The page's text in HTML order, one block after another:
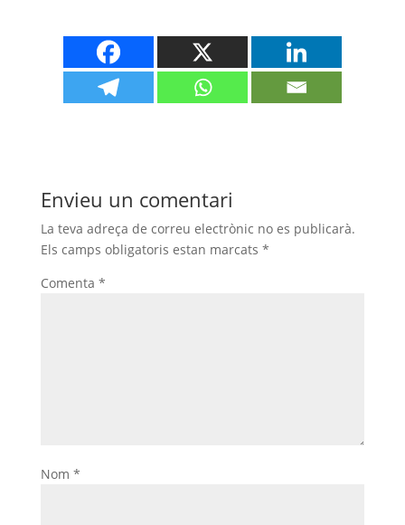
Envieu un comentari
La teva adreça de correu electrònic no es publicarà.
Els camps obligatoris estan marcats *
Comenta *
Nom *